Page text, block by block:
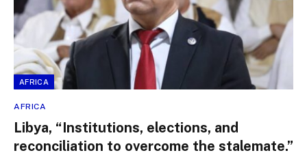
AFRICA
AFRICA
Libya, “Institutions, elections, and
reconciliation to overcome the stalemate.”